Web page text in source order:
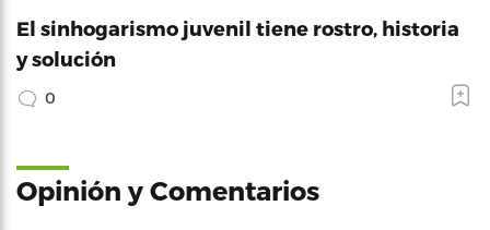
El sinhogarismo juvenil tiene rostro, historia
y solución
0
Opinión y Comentarios